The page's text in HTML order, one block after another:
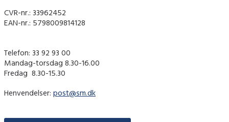
CVR-nr.: 33962452
EAN-nr.: 5798009814128
Telefon: 33 92 93 00
Mandag-torsdag 8.30-16.00
Fredag ​ 8.30-15.30
Henvendelser: post@sm.dk